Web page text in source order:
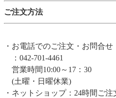
ご注文方法
・お電話でのご注文・お問合せ
：042-701-4461
営業時間10:00～17：30
(土曜・日曜休業)
・ネットショップ：24時間ご注